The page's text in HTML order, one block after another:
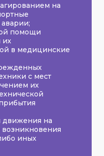
на
помощи
их
в медицинские
с мест
их
движения на
возникновения
иных